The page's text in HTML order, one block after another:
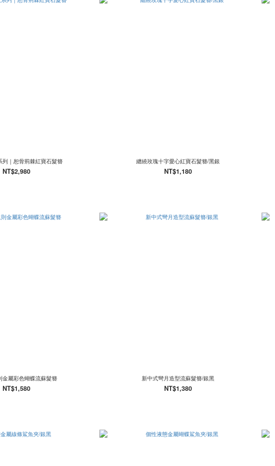
列｜恕骨荊棘紅寶石髮簪
NT$2,980
纏繞玫瑰十字愛心紅寶石髮簪/黑銀
NT$1,180
金屬彩色蝴蝶流蘇髮簪
NT$1,580
新中式彎月造型流蘇髮簪/銀黑
NT$1,380